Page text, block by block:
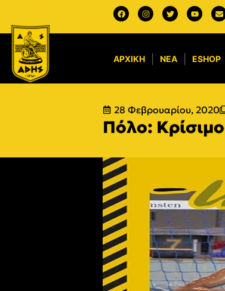
ΑΡΧΙΚΉ ΝΈΑ ESHOP
28 Φεβρουαρίου, 2020
Πόλο: